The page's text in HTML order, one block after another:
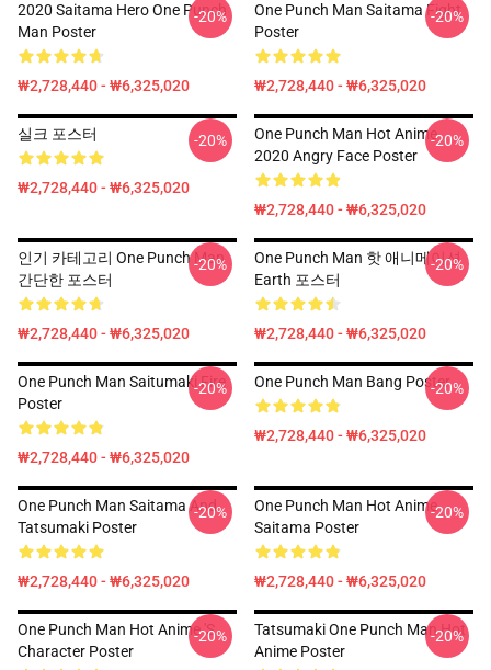
2020 Saitama Hero One Punch
Man Poster
₩2,728,440 - ₩6,325,020
-20%
One Punch Man Saitama Fight
Poster
₩2,728,440 - ₩6,325,020
-20%
실크 포스터
₩2,728,440 - ₩6,325,020
-20%
One Punch Man Hot Anime
2020 Angry Face Poster
₩2,728,440 - ₩6,325,020
-20%
인기 카테고리 One Punch Man
간단한 포스터
₩2,728,440 - ₩6,325,020
-20%
One Punch Man 핫 애니메이션
Earth 포스터
₩2,728,440 - ₩6,325,020
-20%
One Punch Man Saitumaki Fire
Poster
₩2,728,440 - ₩6,325,020
-20% One Punch Man Bang Poster
₩2,728,440 - ₩6,325,020
-20%
One Punch Man Saitama And
Tatsumaki Poster
₩2,728,440 - ₩6,325,020
-20%
One Punch Man Hot Anime
Saitama Poster
₩2,728,440 - ₩6,325,020
-20%
One Punch Man Hot Anime 's
Character Poster
-20%
Tatsumaki One Punch Man Hot
Anime Poster
-20%